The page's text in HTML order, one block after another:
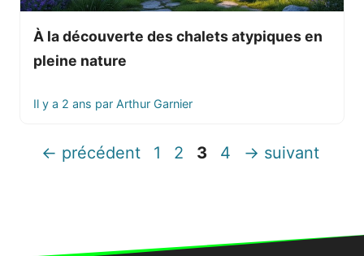
À la découverte des chalets atypiques en
pleine nature
Il y a 2 ans par Arthur Garnier
← précédent Page
1 Page
2 Page
3 Page
4 → suivant